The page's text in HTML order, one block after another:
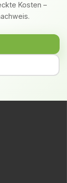
Kosten –